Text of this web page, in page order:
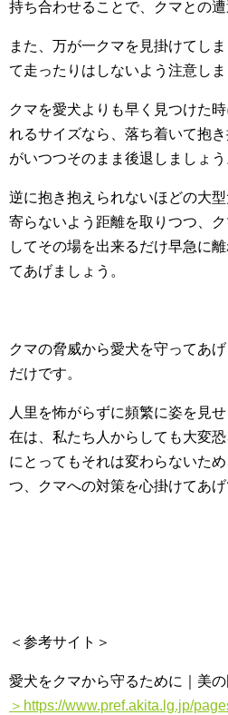
持ち合わせることで、クマとの遭
また、万が一クマを見掛けてし
て走ったりはしないよう注意しま
クマを愛犬よりも早く見つけた
れるサイズなら、落ち着いて抱
がいつつそのまま後退しましょう
逆に抱き抱えられないほどの大
寄らないよう距離を取りつつ、
してその場を出来るだけ早急に
てあげましょう。
クマの脅威から愛犬を守ってあ
だけです。
人里を怖がらずに頻繁に姿を見
在は、私たち人からしても大変
にとってもそれは変わらないた
つ、クマへの対策を心掛けてあげ
＜参考サイト＞
愛犬をクマから守るために｜美
＞https://www.pref.akita.lg.jp/